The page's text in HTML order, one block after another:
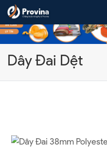
Skip to content
Dây Đai Dệt